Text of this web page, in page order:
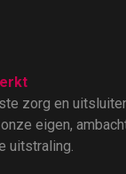
zorg en
eigen,
uitstraling.